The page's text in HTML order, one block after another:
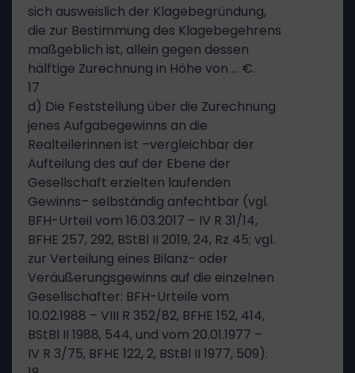
sich ausweislich der Klagebegründung,
die zur Bestimmung des Klagebegehrens
maßgeblich ist, allein gegen dessen
hälftige Zurechnung in Höhe von … €.
17
d) Die Feststellung über die Zurechnung
jenes Aufgabegewinns an die
Realteilerinnen ist –vergleichbar der
Aufteilung des auf der Ebene der
Gesellschaft erzielten laufenden
Gewinns– selbständig anfechtbar (vgl.
BFH-Urteil vom 16.03.2017 – IV R 31/14,
BFHE 257, 292, BStBl II 2019, 24, Rz 45; vgl.
zur Verteilung eines Bilanz- oder
Veräußerungsgewinns auf die einzelnen
Gesellschafter: BFH-Urteile vom
10.02.1988 – VIII R 352/82, BFHE 152, 414,
BStBl II 1988, 544, und vom 20.01.1977 –
IV R 3/75, BFHE 122, 2, BStBl II 1977, 509).